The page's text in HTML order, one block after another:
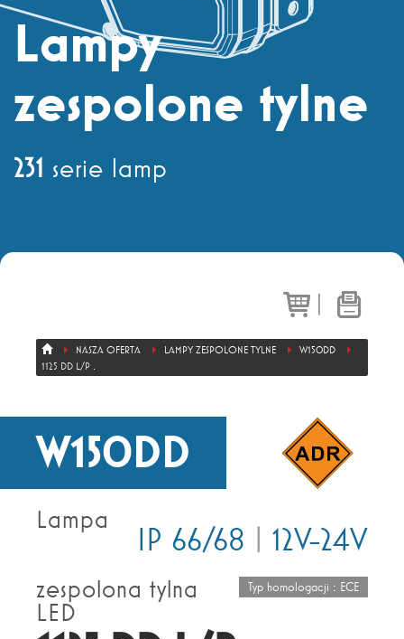
+ 48 71 303 36 81
Lampy
zespolone tylne
231 serie lamp
NASZA OFERTA LAMPY ZESPOLONE TYLNE
W150DD
1125 DD L/P .
W150DD
IP 66/68 | 12V-24V
Typ homologacji : ECE
Lampa
zespolona tylna
LED